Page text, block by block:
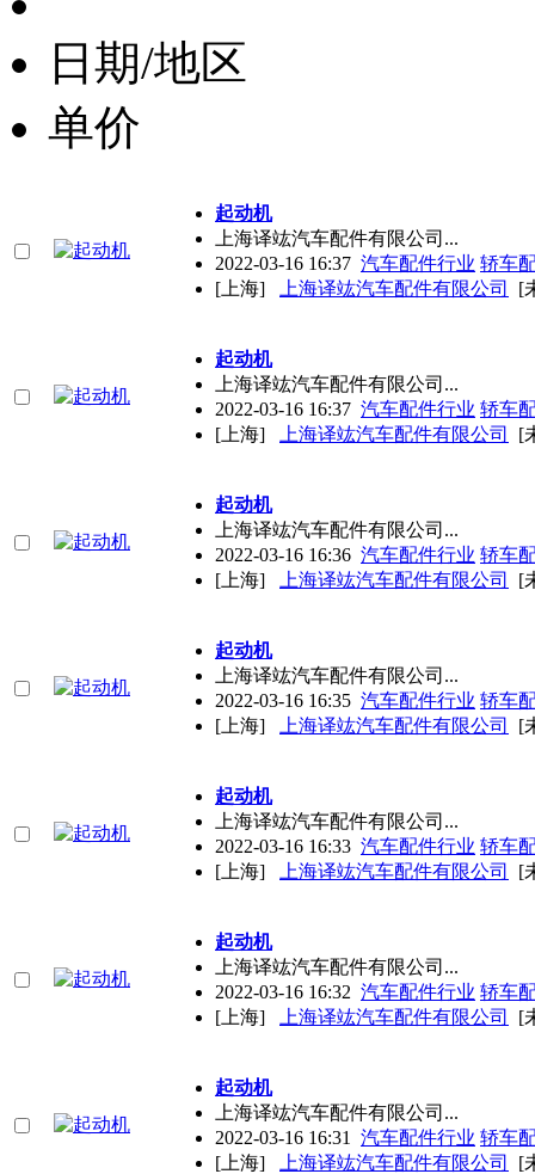
日期/地区
单价
起动机
上海译竑汽车配件有限公司...
2022-03-16 16:37 汽车配件行业 轿车
[上海]
上海译竑汽车配件有限公司 [
起动机
上海译竑汽车配件有限公司...
2022-03-16 16:37 汽车配件行业 轿车
[上海]
上海译竑汽车配件有限公司 [
起动机
上海译竑汽车配件有限公司...
2022-03-16 16:36 汽车配件行业 轿车
[上海]
上海译竑汽车配件有限公司 [
起动机
上海译竑汽车配件有限公司...
2022-03-16 16:35 汽车配件行业 轿车
[上海]
上海译竑汽车配件有限公司 [
起动机
上海译竑汽车配件有限公司...
2022-03-16 16:33 汽车配件行业 轿车
[上海]
上海译竑汽车配件有限公司 [
起动机
上海译竑汽车配件有限公司...
2022-03-16 16:32 汽车配件行业 轿车
[上海]
上海译竑汽车配件有限公司 [
起动机
上海译竑汽车配件有限公司...
2022-03-16 16:31 汽车配件行业 轿车
[上海]
上海译竑汽车配件有限公司 [